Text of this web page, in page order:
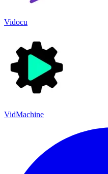
Vidocu
VidMachine